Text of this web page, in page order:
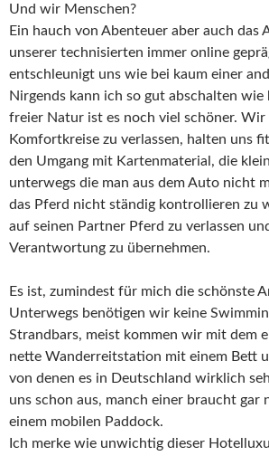
Und wir Menschen?
Ein hauch von Abenteuer aber auch das
unserer technisierten immer online
entschleunigt uns wie bei kaum einer
Nirgends kann ich so gut abschalten wie
freier Natur ist es noch viel schöner. Wir
Komfortkreise zu verlassen, halten uns
den Umgang mit Kartenmaterial, die
unterwegs die man aus dem Auto nicht
das Pferd nicht ständig kontrollieren zu
auf seinen Partner Pferd zu verlassen
Verantwortung zu übernehmen.
Es ist, zumindest für mich die schönste
Unterwegs benötigen wir keine
Strandbars, meist kommen wir mit dem
nette Wanderreitstation mit einem Bett
von denen es in Deutschland wirklich
uns schon aus, manch einer braucht gar
einem mobilen Paddock.
Ich merke wie unwichtig dieser